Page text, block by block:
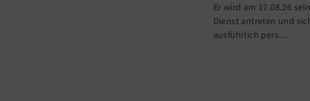
Er wird am 17.08.26
Dienst antreten und
ausführlich pers…